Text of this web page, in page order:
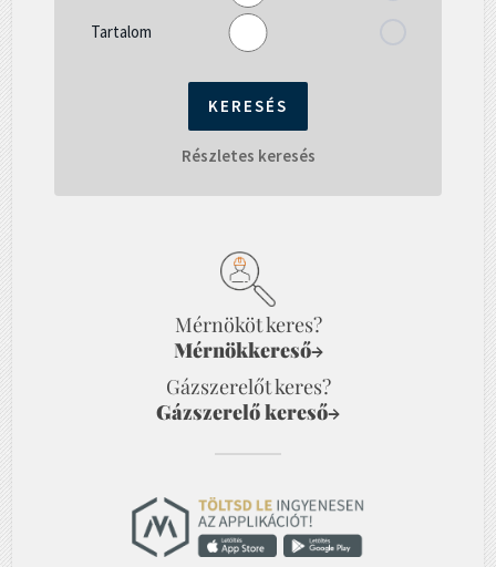
Tartalom
Részletes keresés
Mérnököt keres?
Mérnökkereső→
Gázszerelőt keres?
Gázszerelő kereső→